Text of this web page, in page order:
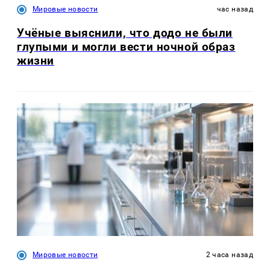
Мировые новости час назад
Учёные выяснили, что додо не были
глупыми и могли вести ночной образ
жизни
Мировые новости 2 часа назад